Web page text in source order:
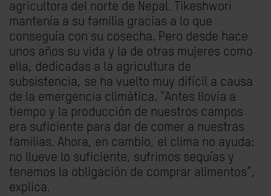
agricultora del norte de Nepal. Tikeshwori
mantenía a su familia gracias a lo que
conseguía con su cosecha. Pero desde hace
unos años su vida y la de otras mujeres como
ella, dedicadas a la agricultura de
subsistencia, se ha vuelto muy difícil a causa
de la emergencia climática. “Antes llovía a
tiempo y la producción de nuestros campos
era suficiente para dar de comer a nuestras
familias. Ahora, en cambio, el clima no ayuda:
no llueve lo suficiente, sufrimos sequías y
tenemos la obligación de comprar alimentos”,
explica.